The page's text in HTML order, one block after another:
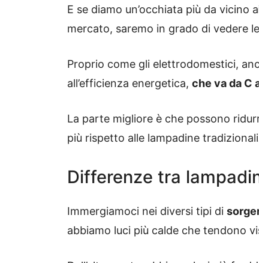
E se diamo un’occhiata più da vicino
mercato, saremo in grado di vedere
Proprio come gli elettrodomestici,
all’efficienza energetica, che va da C
La parte migliore è che possono
più rispetto alle lampadine
Differenze tra
Immergiamoci nei diversi tipi di
abbiamo luci più calde che tendono